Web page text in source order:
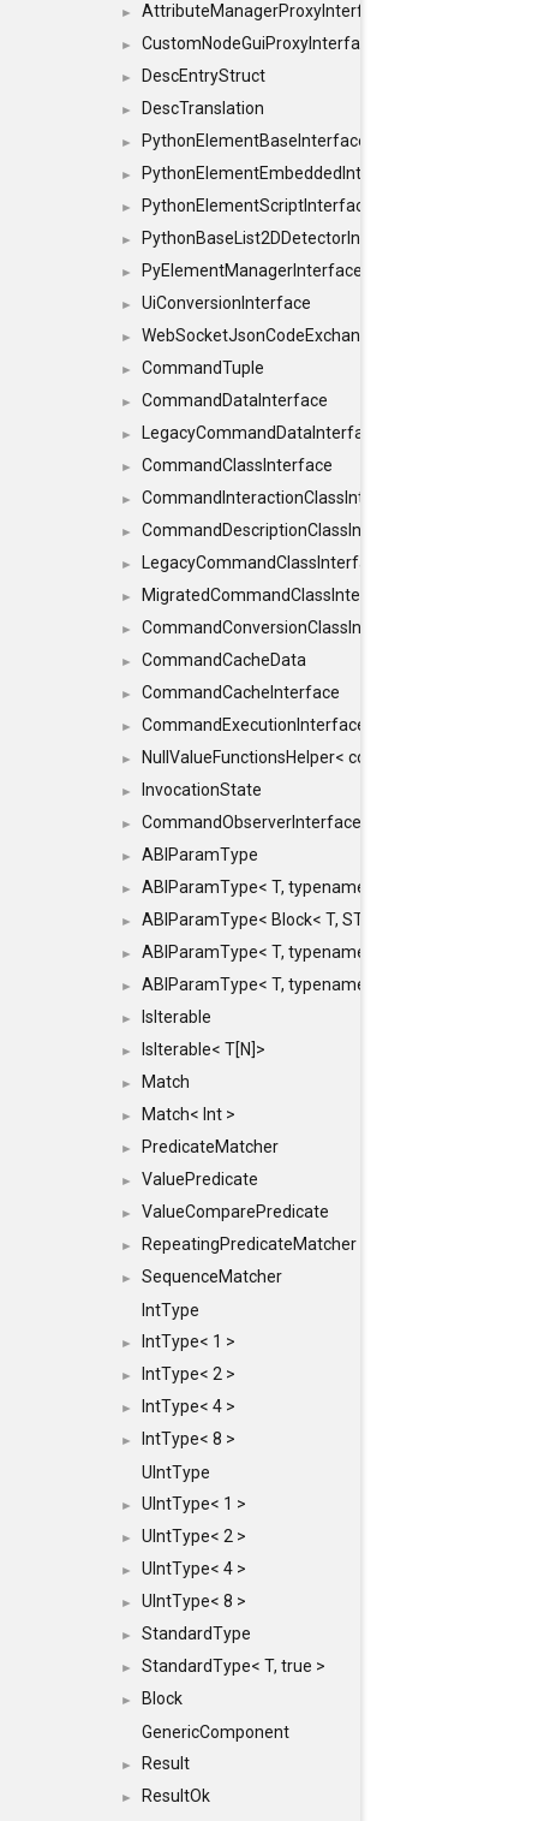
► AttributeManagerProxyInterface
► CustomNodeGuiProxyInterface
► DescEntryStruct
► DescTranslation
► PythonElementBaseInterface
► PythonElementEmbeddedInterface
► PythonElementScriptInterface
► PythonBaseList2DDetectorInterface
► PyElementManagerInterface
► UiConversionInterface
► WebSocketJsonCodeExchangerInterface
► CommandTuple
► CommandDataInterface
► LegacyCommandDataInterface
► CommandClassInterface
► CommandInteractionClassInterface
► CommandDescriptionClassInterface
► LegacyCommandClassInterface
► MigratedCommandClassInterface
► CommandConversionClassInterface
► CommandCacheData
► CommandCacheInterface
► CommandExecutionInterface
► NullValueFunctionsHelper< const Result<
► InvocationState
► CommandObserverInterface
► ABIParamType
► ABIParamType< T, typename std::enable_if<
► ABIParamType< Block< T, STRIDED, MOVE > >
► ABIParamType< T, typename std::enable_if<
► ABIParamType< T, typename std::enable_if<
► IsIterable
► IsIterable< T[N]>
► Match
► Match< Int >
► PredicateMatcher
► ValuePredicate
► ValueComparePredicate
► RepeatingPredicateMatcher
►
SequenceMatcher
IntType
► IntType< 1 >
► IntType< 2 >
► IntType< 4 >
►
IntType< 8 >
UIntType
► UIntType< 1 >
► UIntType< 2 >
► UIntType< 4 >
► UIntType< 8 >
► StandardType
► StandardType< T, true >
►
Block
GenericComponent
► Result
►
ResultOk